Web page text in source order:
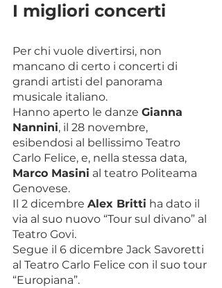
I migliori concerti
Per chi vuole divertirsi, non
mancano di certo i concerti di
grandi artisti del panorama
musicale italiano.
Hanno aperto le danze Gianna
Nannini, il 28 novembre,
esibendosi al bellissimo Teatro
Carlo Felice, e, nella stessa data,
Marco Masini al teatro Politeama
Genovese.
Il 2 dicembre Alex Britti ha dato il
via al suo nuovo “Tour sul divano” al
Teatro Govi.
Segue il 6 dicembre Jack Savoretti
al Teatro Carlo Felice con il suo tour
“Europiana”.